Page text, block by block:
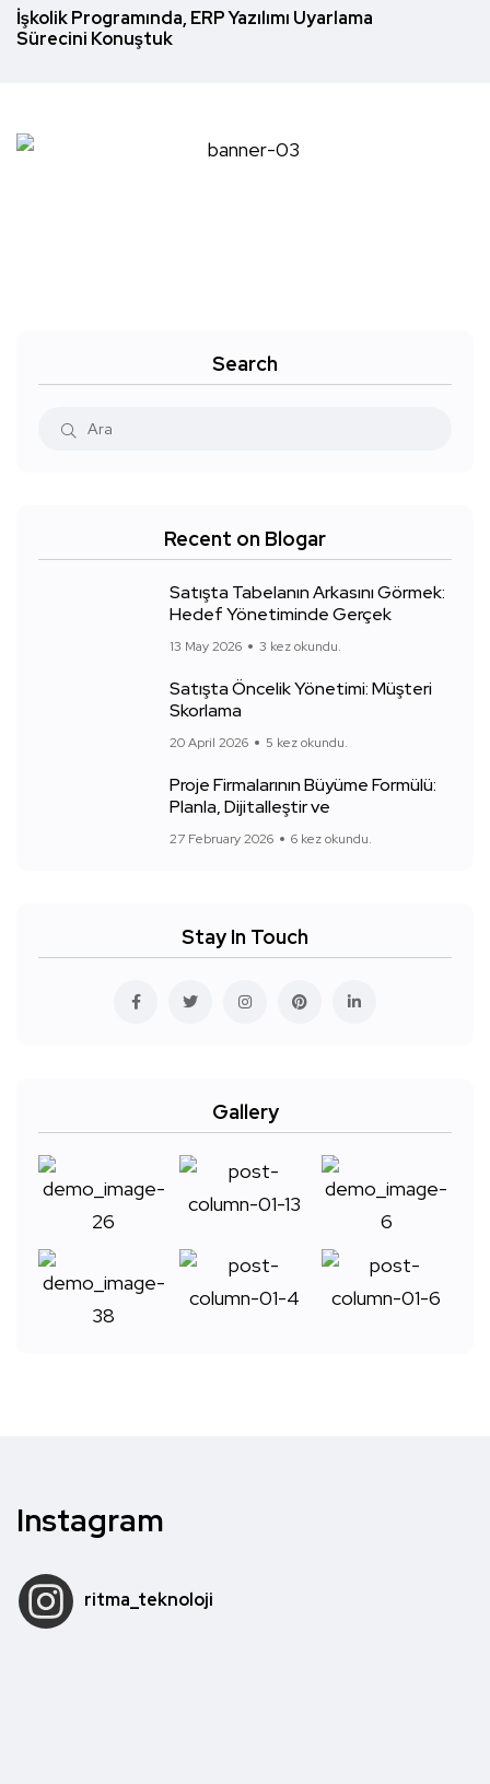
İşkolik Programında, ERP Yazılımı Uyarlama
Sürecini Konuştuk
Search
Recent on Blogar
Satışta Tabelanın Arkasını Görmek:
Hedef Yönetiminde Gerçek
13 May 2026 3 kez okundu.
Satışta Öncelik Yönetimi: Müşteri
Skorlama
20 April 2026 5 kez okundu.
Proje Firmalarının Büyüme Formülü:
Planla, Dijitalleştir ve
27 February 2026 6 kez okundu.
Stay In Touch
Gallery
Instagram
ritma_teknoloji